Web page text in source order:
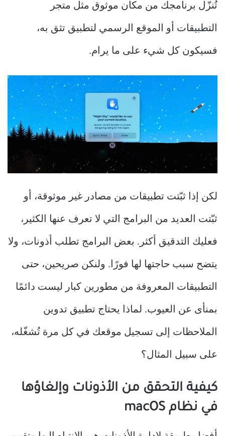
تُنزّل برنامجك من مكان موثوق مثل متجر
التطبيقات أو الموقع الرسمي لتطبيق تثق به،
فسيكون كل شيء على ما يرام.
لكن إذا ثبّتت تطبيقات من مصادر غير موثوقة، أو
ثبّتت العديد من البرامج التي لا تعرف عنها الكثير،
فعليك التدقيق أكثر. بعض البرامج تطلب أذونات، ولا
يتضح سبب حاجتها لها فورًا. ولنكن صريحين، حتى
التطبيقات المعروفة من مطورين كبار ليست دائمًا
بمنأى عن العيوب. لماذا يحتاج تطبيق تدوين
الملاحظات إلى تسجيل موقعك في كل مرة تُشغّله،
على سبيل المثال؟
كيفية التحقق من الأذونات وإلغاؤها
في نظام macOS